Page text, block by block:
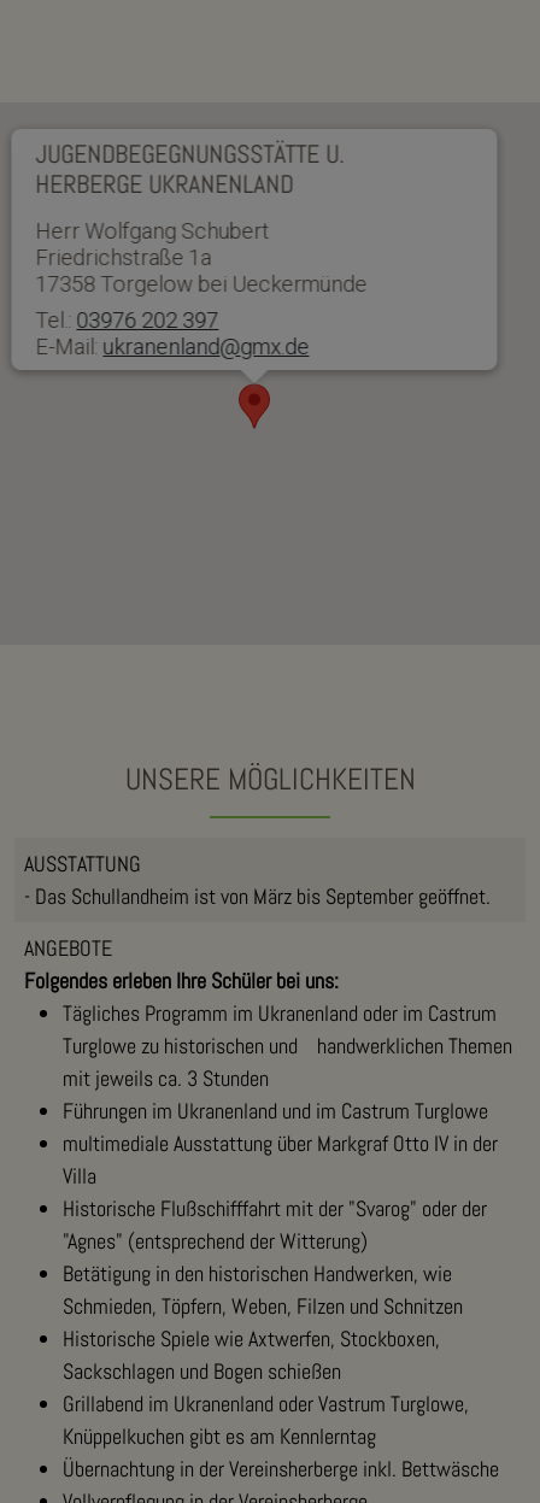
JUGENDBEGEGNUNGSSTÄTTE U.
HERBERGE UKRANENLAND
Herr Wolfgang Schubert
Friedrichstraße 1a
17358 Torgelow bei Ueckermünde
Tel.: 03976 202 397
E-Mail: ukranenland@gmx.de
UNSERE MÖGLICHKEITEN
AUSSTATTUNG
- Das Schullandheim ist von März bis September geöffnet.
ANGEBOTE
Folgendes erleben Ihre Schüler bei uns:
Tägliches Programm im Ukranenland oder im Castrum
Turglowe zu historischen und handwerklichen Themen
mit jeweils ca. 3 Stunden
Führungen im Ukranenland und im Castrum Turglowe
multimediale Ausstattung über Markgraf Otto IV in der
Villa
Historische Flußschifffahrt mit der "Svarog" oder der
"Agnes" (entsprechend der Witterung)
Betätigung in den historischen Handwerken, wie
Schmieden, Töpfern, Weben, Filzen und Schnitzen
Historische Spiele wie Axtwerfen, Stockboxen,
Sackschlagen und Bogen schießen
Grillabend im Ukranenland oder Vastrum Turglowe,
Knüppelkuchen gibt es am Kennlerntag
Übernachtung in der Vereinsherberge inkl. Bettwäsche